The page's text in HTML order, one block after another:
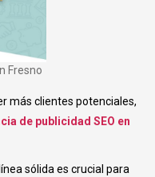
Fresno
más clientes potenciales,
de publicidad SEO en
sólida es crucial para